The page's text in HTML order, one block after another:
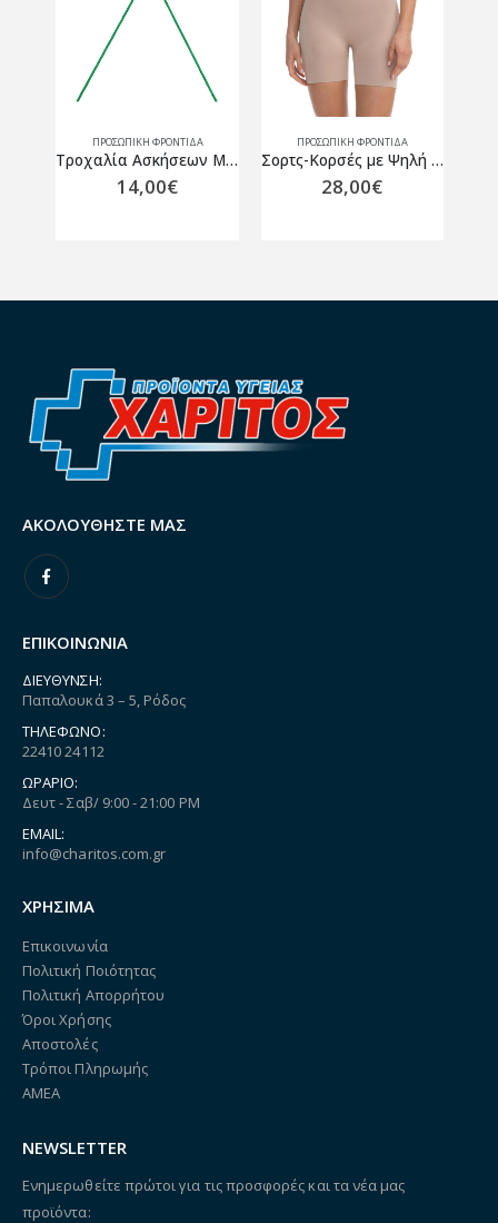
ΠΡΟΣΩΠΙΚΗ ΦΡΟΝΤΙΔΑ
Τροχαλία Ασκήσεων Με Κορδόνι MVS AC-3150B ECO PACK
14,00€
ΠΡΟΣΩΠΙΚΗ ΦΡΟΝΤΙΔΑ
Σορτς-Κορσές με Ψηλή Μέση – Σύσφιξη & Επίπεδη Κοιλιά Μπεζ
28,00€
ΑΚΟΛΟΥΘΉΣΤΕ ΜΑΣ
ΕΠΙΚΟΙΝΩΝΙΑ
ΔΙΕΎΘΥΝΣΗ:
Παπαλουκά 3 – 5, Ρόδος
ΤΗΛΈΦΩΝΟ:
22410 24112
ΩΡΆΡΙΟ:
Δευτ - Σαβ/ 9:00 - 21:00 PM
EMAIL:
info@charitos.com.gr
ΧΡΗΣΙΜΑ
Επικοινωνία
Πολιτική Ποιότητας
Πολιτική Απορρήτου
Όροι Χρήσης
Αποστολές
Τρόποι Πληρωμής
ΑΜΕΑ
NEWSLETTER
Ενημερωθείτε πρώτοι για τις προσφορές και τα νέα μας
προϊόντα: